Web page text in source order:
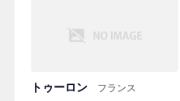
トゥーロン フランス